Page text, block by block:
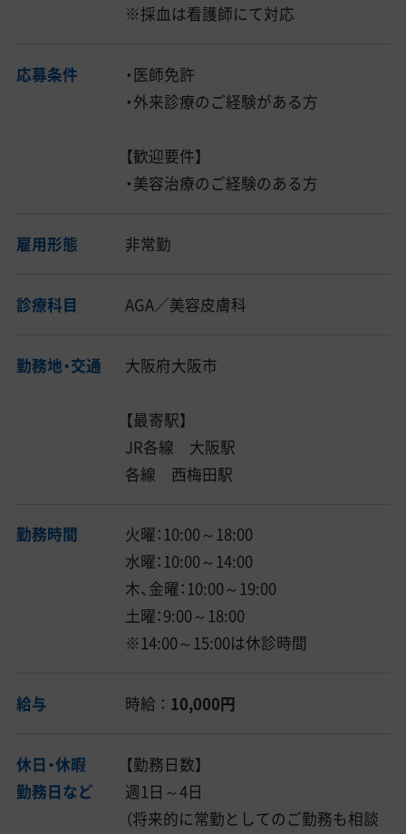
※採血は看護師にて対応
応募条件
・医師免許
・外来診療のご経験がある方
【歓迎要件】
・美容治療のご経験のある方
雇用形態 非常勤
診療科目 AGA／美容皮膚科
勤務地・交通 大阪府大阪市
【最寄駅】
JR各線 大阪駅
各線 西梅田駅
勤務時間
火曜：10:00～18:00
水曜：10:00～14:00
木、金曜：10:00～19:00
土曜：9:00～18:00
※14:00～15:00は休診時間
給与 時給 ： 10,000円
休日・休暇
勤務日など
【勤務日数】
週1日～4日
（将来的に常勤としてのご勤務も相談